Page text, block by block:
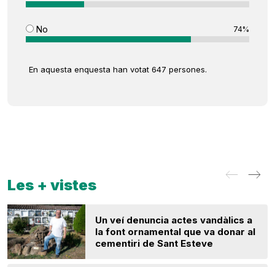
No 74%
En aquesta enquesta han votat 647 persones.
Les + vistes
Un veí denuncia actes vandàlics a
la font ornamental que va donar al
cementiri de Sant Esteve